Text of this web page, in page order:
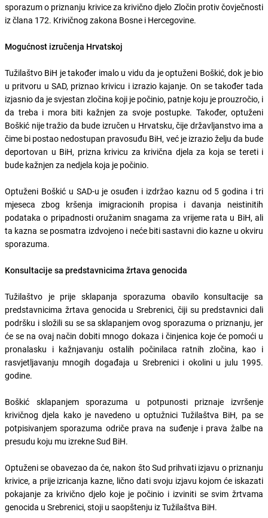
sporazum o priznanju krivice za krivično djelo Zločin protiv čovječnosti
iz člana 172. Krivičnog zakona Bosne i Hercegovine.
Mogućnost izručenja Hrvatskoj
Tužilaštvo BiH je također imalo u vidu da je optuženi Boškić, dok je bio
u pritvoru u SAD, priznao krivicu i izrazio kajanje. On se također tada
izjasnio da je svjestan zločina koji je počinio, patnje koju je prouzročio, i
da treba i mora biti kažnjen za svoje postupke. Također, optuženi
Boškić nije tražio da bude izručen u Hrvatsku, čije državljanstvo ima a
čime bi postao nedostupan pravosuđu BiH, već je izrazio želju da bude
deportovan u BiH, prizna krivicu za krivična djela za koja se tereti i
bude kažnjen za nedjela koja je počinio.
Optuženi Boškić u SAD-u je osuđen i izdržao kaznu od 5 godina i tri
mjeseca zbog kršenja imigracionih propisa i davanja neistinitih
podataka o pripadnosti oružanim snagama za vrijeme rata u BiH, ali
ta kazna se posmatra izdvojeno i neće biti sastavni dio kazne u okviru
sporazuma.
Konsultacije sa predstavnicima žrtava genocida
Tužilaštvo je prije sklapanja sporazuma obavilo konsultacije sa
predstavnicima žrtava genocida u Srebrenici, čiji su predstavnici dali
podršku i složili su se sa sklapanjem ovog sporazuma o priznanju, jer
će se na ovaj način dobiti mnogo dokaza i činjenica koje će pomoći u
pronalasku i kažnjavanju ostalih počinilaca ratnih zločina, kao i
rasvjetljavanju mnogih događaja u Srebrenici i okolini u julu 1995.
godine.
Boškić sklapanjem sporazuma u potpunosti priznaje izvršenje
krivičnog djela kako je navedeno u optužnici Tužilaštva BiH, pa se
potpisivanjem sporazuma odriče prava na suđenje i prava žalbe na
presudu koju mu izrekne Sud BiH.
Optuženi se obavezao da će, nakon što Sud prihvati izjavu o priznanju
krivice, a prije izricanja kazne, lično dati svoju izjavu kojom će iskazati
pokajanje za krivično djelo koje je počinio i izviniti se svim žrtvama
genocida u Srebrenici, stoji u saopštenju iz Tužilaštva BiH.